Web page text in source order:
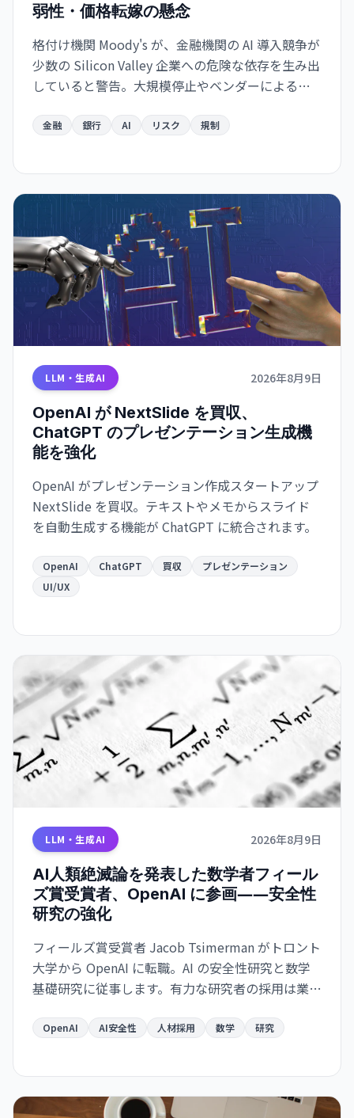
弱性・価格転嫁の懸念
格付け機関 Moody's が、金融機関の AI 導入競争が
少数の Silicon Valley 企業への危険な依存を生み出
していると警告。大規模停止やベンダーによる価
金融システムのリスク要因になり得ると指摘し
金融 銀行 AI リスク 規制
LLM・生成AI 2026年8月9日
OpenAI が NextSlide を買収、
ChatGPT のプレゼンテーション生成機
能を強化
OpenAI がプレゼンテーション作成スタートアップ
NextSlide を買収。テキストやメモからスライド
を自動生成する機能が ChatGPT に統合されます。
OpenAI ChatGPT 買収
プレゼンテーション
UI/UX
LLM・生成AI 2026年8月9日
AI人類絶滅論を発表した数学者フィール
ズ賞受賞者、OpenAI に参画――安全性
研究の強化
フィールズ賞受賞者 Jacob Tsimerman がトロント
大学から OpenAI に転職。AI の安全性研究と数学
基礎研究に従事します。有力な研究者の採用は業界
OpenAI AI安全性 人材採用 数学 研究